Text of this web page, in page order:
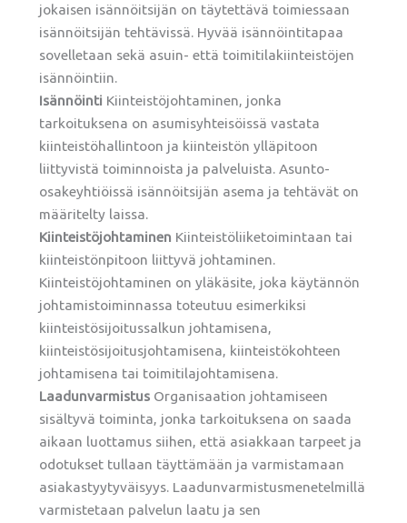
jokaisen isännöitsijän on täytettävä toimiessaan
isännöitsijän tehtävissä. Hyvää isännöintitapaa
sovelletaan sekä asuin- että toimitilakiinteistöjen
isännöintiin.
Isännöinti Kiinteistöjohtaminen, jonka
tarkoituksena on asumisyhteisöissä vastata
kiinteistöhallintoon ja kiinteistön ylläpitoon
liittyvistä toiminnoista ja palveluista. Asunto-
osakeyhtiöissä isännöitsijän asema ja tehtävät on
määritelty laissa.
Kiinteistöjohtaminen Kiinteistöliiketoimintaan tai
kiinteistönpitoon liittyvä johtaminen.
Kiinteistöjohtaminen on yläkäsite, joka käytännön
johtamistoiminnassa toteutuu esimerkiksi
kiinteistösijoitussalkun johtamisena,
kiinteistösijoitusjohtamisena, kiinteistökohteen
johtamisena tai toimitilajohtamisena.
Laadunvarmistus Organisaation johtamiseen
sisältyvä toiminta, jonka tarkoituksena on saada
aikaan luottamus siihen, että asiakkaan tarpeet ja
odotukset tullaan täyttämään ja varmistamaan
asiakastyytyväisyys. Laadunvarmistusmenetelmillä
varmistetaan palvelun laatu ja sen